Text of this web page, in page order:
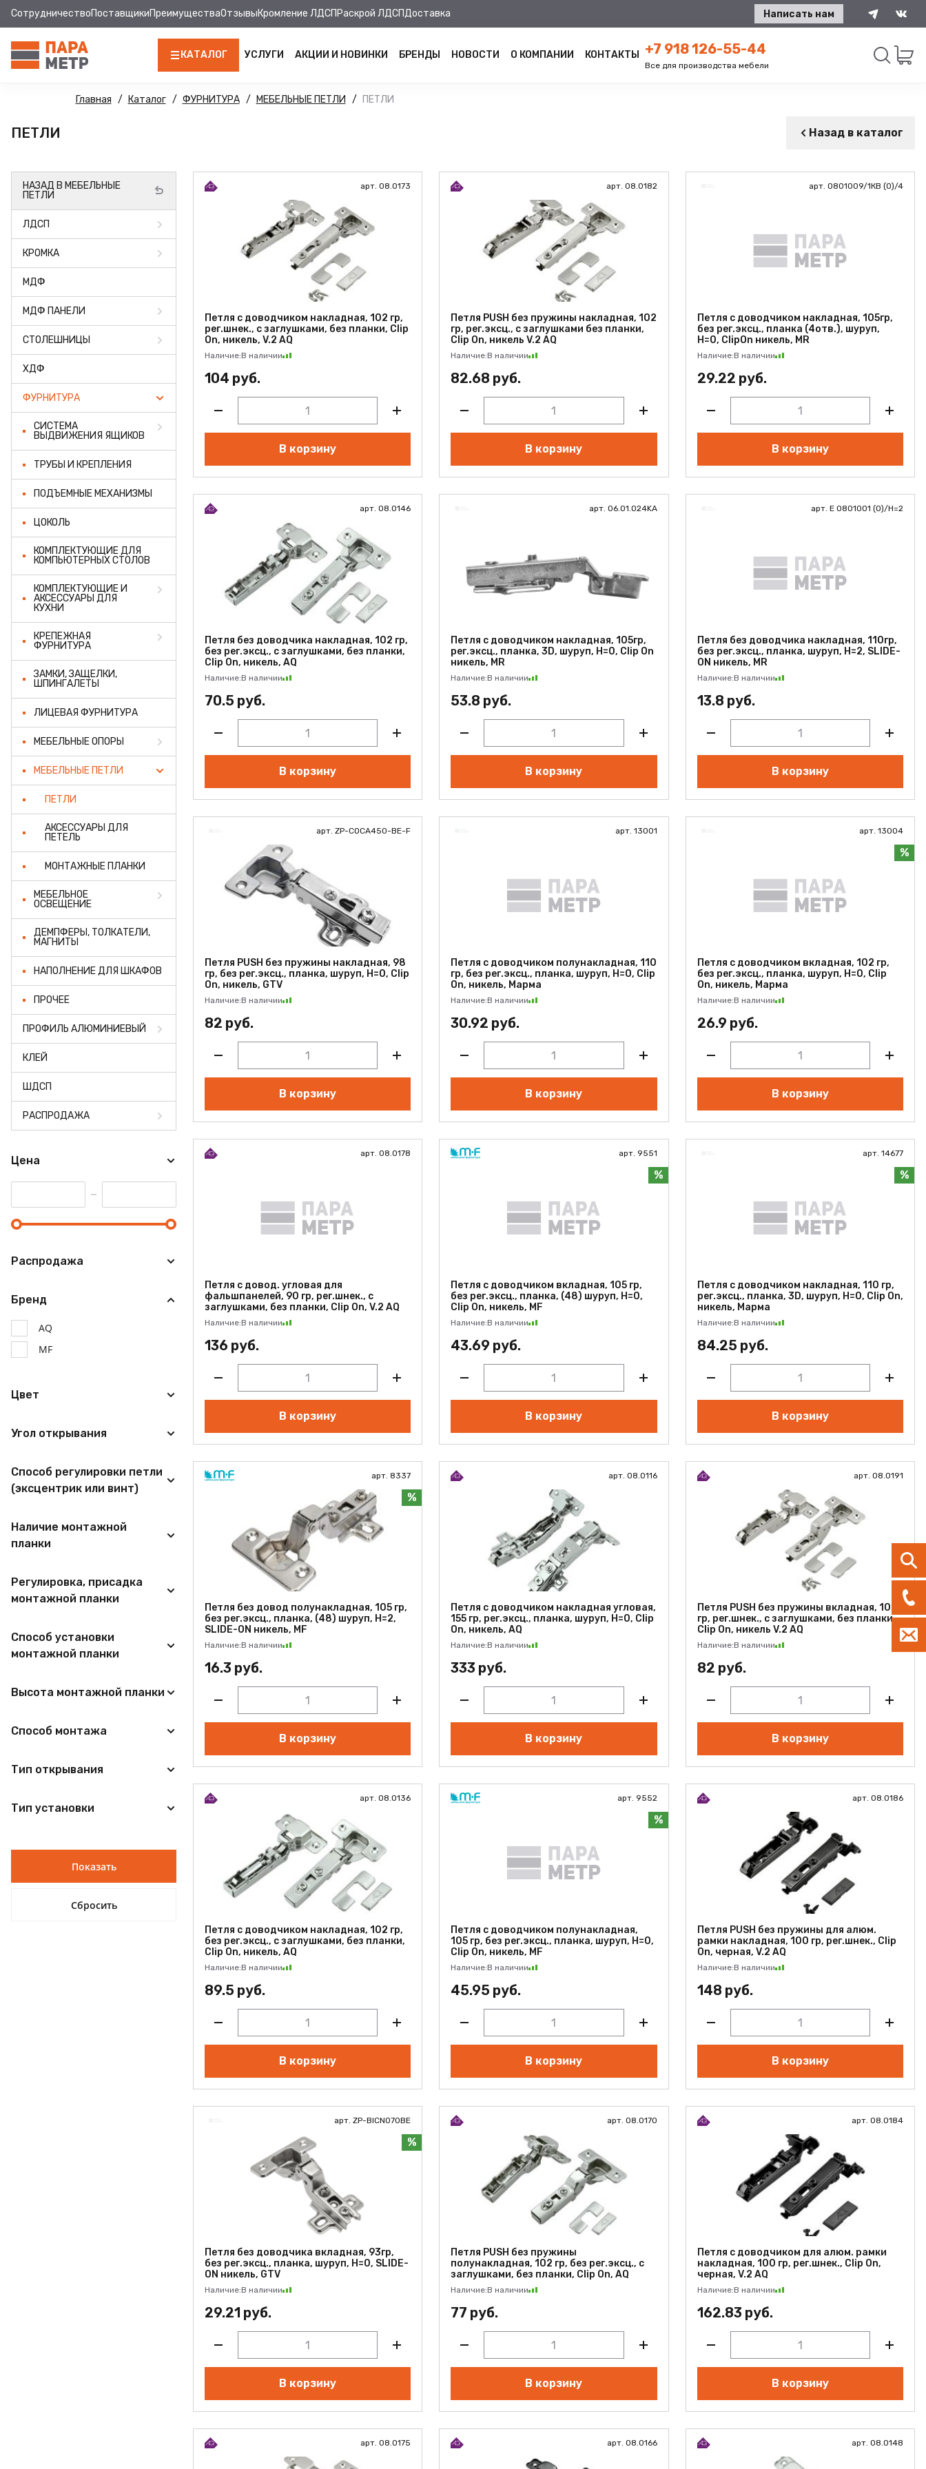
СотрудничествоПоставщикиПреимуществаОтзывыКромление ЛДСП Раскрой ЛДСПДоставка Написать нам
КАТАЛОГ
ЛДСП
МДФ ПАНЕЛИ
ПРОФИЛЬ АЛЮМИНИЕВЫЙ
НОВИНКИ
УСЛУГИ АКЦИИ И НОВИНКИ БРЕНДЫ НОВОСТИ О КОМПАНИИ КОНТАКТЫ +7 918 126-55-44
Все для производства мебели
Главная Каталог ФУРНИТУРА МЕБЕЛЬНЫЕ ПЕТЛИ ПЕТЛИ
ПЕТЛИ Назад в каталог
НАЗАД В МЕБЕЛЬНЫЕ
ПЕТЛИ
ЛДСП
КРОМКА
МДФ
МДФ ПАНЕЛИ
СТОЛЕШНИЦЫ
ХДФ
ФУРНИТУРА
СИСТЕМА
ВЫДВИЖЕНИЯ ЯЩИКОВ
ТРУБЫ И КРЕПЛЕНИЯ
ПОДЪЕМНЫЕ МЕХАНИЗМЫ
ЦОКОЛЬ
КОМПЛЕКТУЮЩИЕ ДЛЯ
КОМПЬЮТЕРНЫХ СТОЛОВ
КОМПЛЕКТУЮЩИЕ И
АКСЕССУАРЫ ДЛЯ
КУХНИ
КРЕПЕЖНАЯ
ФУРНИТУРА
ЗАМКИ, ЗАЩЕЛКИ,
ШПИНГАЛЕТЫ
ЛИЦЕВАЯ ФУРНИТУРА
МЕБЕЛЬНЫЕ ОПОРЫ
МЕБЕЛЬНЫЕ ПЕТЛИ
ПЕТЛИ
АКСЕССУАРЫ ДЛЯ
ПЕТЕЛЬ
МОНТАЖНЫЕ ПЛАНКИ
МЕБЕЛЬНОЕ
ОСВЕЩЕНИЕ
ДЕМПФЕРЫ, ТОЛКАТЕЛИ,
МАГНИТЫ
НАПОЛНЕНИЕ ДЛЯ ШКАФОВ
ПРОЧЕЕ
ПРОФИЛЬ АЛЮМИНИЕВЫЙ
КЛЕЙ
ШДСП
РАСПРОДАЖА
Цена
Распродажа
Бренд
AQ
MF
Цвет
Угол открывания
Способ регулировки петли
(эксцентрик или винт)
Наличие монтажной
планки
Регулировка, присадка
монтажной планки
Способ установки
монтажной планки
Высота монтажной планки
Способ монтажа
Тип открывания
Тип установки
арт. 08.0173
Петля с доводчиком накладная, 102 гр,
рег.шнек., с заглушками, без планки, Clip
On, никель, V.2 AQ
Наличие:В наличии
104 руб.
В корзину
арт. 08.0182
Петля PUSH без пружины накладная, 102
гр, рег.эксц., с заглушками без планки,
Clip On, никель V.2 AQ
Наличие:В наличии
82.68 руб.
В корзину
арт. 0801009/1КВ (О)/4
Петля с доводчиком накладная, 105гр,
без рег.эксц., планка (4отв.), шуруп,
H=0, ClipOn никель, MR
Наличие:В наличии
29.22 руб.
В корзину
арт. 08.0146
Петля без доводчика накладная, 102 гр,
без рег.эксц., с заглушками, без планки,
Clip On, никель, AQ
Наличие:В наличии
70.5 руб.
В корзину
арт. 06.01.024KA
Петля с доводчиком накладная, 105гр,
рег.эксц., планка, 3D, шуруп, H=0, Clip On
никель, MR
Наличие:В наличии
53.8 руб.
В корзину
арт. Е 0801001 (О)/Н=2
Петля без доводчика накладная, 110гр,
без рег.эксц., планка, шуруп, H=2, SLIDE-
ON никель, MR
Наличие:В наличии
13.8 руб.
В корзину
арт. ZP-COCA450-BE-F
Петля PUSH без пружины накладная, 98
гр, без рег.эксц., планка, шуруп, H=0, Clip
On, никель, GTV
Наличие:В наличии
82 руб.
В корзину
арт. 13001
Петля с доводчиком полунакладная, 110
гр, без рег.эксц., планка, шуруп, H=0, Clip
On, никель, Марма
Наличие:В наличии
30.92 руб.
В корзину
арт. 13004
%
Петля с доводчиком вкладная, 102 гр,
без рег.эксц., планка, шуруп, H=0, Clip
On, никель, Марма
Наличие:В наличии
26.9 руб.
В корзину
арт. 08.0178
Петля с довод. угловая для
фальшпанелей, 90 гр, рег.шнек., с
заглушками, без планки, Clip On, V.2 AQ
Наличие:В наличии
136 руб.
В корзину
арт. 9551
%
Петля с доводчиком вкладная, 105 гр,
без рег.эксц., планка, (48) шуруп, H=0,
Clip On, никель, MF
Наличие:В наличии
43.69 руб.
В корзину
арт. 14677
%
Петля с доводчиком накладная, 110 гр,
рег.эксц., планка, 3D, шуруп, H=0, Clip On,
никель, Марма
Наличие:В наличии
84.25 руб.
В корзину
арт. 8337
%
Петля без довод полунакладная, 105 гр,
без рег.эксц., планка, (48) шуруп, H=2,
SLIDE-ON никель, MF
Наличие:В наличии
16.3 руб.
В корзину
арт. 08.0116
Петля с доводчиком накладная угловая,
155 гр, рег.эксц., планка, шуруп, H=0, Clip
On, никель, AQ
Наличие:В наличии
333 руб.
В корзину
арт. 08.0191
Петля PUSH без пружины вкладная, 102
гр, рег.шнек., с заглушками, без планки,
Clip On, никель V.2 AQ
Наличие:В наличии
82 руб.
В корзину
арт. 08.0136
Петля с доводчиком накладная, 102 гр,
без рег.эксц., с заглушками, без планки,
Clip On, никель, AQ
Наличие:В наличии
89.5 руб.
В корзину
арт. 9552
%
Петля с доводчиком полунакладная,
105 гр, без рег.эксц., планка, шуруп, H=0,
Clip On, никель, MF
Наличие:В наличии
45.95 руб.
В корзину
арт. 08.0186
Петля PUSH без пружины для алюм.
рамки накладная, 100 гр, рег.шнек., Clip
On, черная, V.2 AQ
Наличие:В наличии
148 руб.
В корзину
арт. ZP-BICN070BE
%
Петля без доводчика вкладная, 93гр,
без рег.эксц., планка, шуруп, H=0, SLIDE-
ON никель, GTV
Наличие:В наличии
29.21 руб.
В корзину
арт. 08.0170
Петля PUSH без пружины
полунакладная, 102 гр, без рег.эксц., с
заглушками, без планки, Clip On, AQ
Наличие:В наличии
77 руб.
В корзину
арт. 08.0184
Петля с доводчиком для алюм. рамки
накладная, 100 гр, рег.шнек., Clip On,
черная, V.2 AQ
Наличие:В наличии
162.83 руб.
В корзину
арт. 08.0175 арт. 08.0166 арт. 08.0148